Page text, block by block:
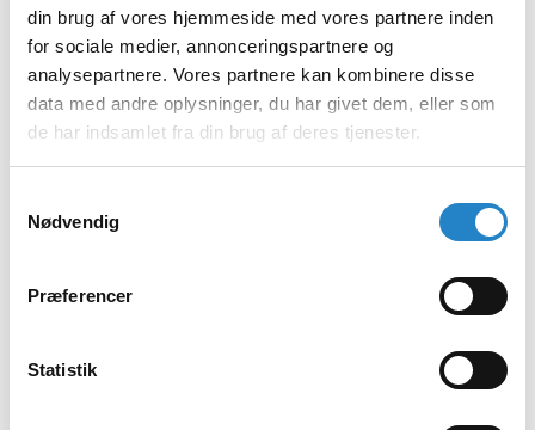
din brug af vores hjemmeside med vores partnere inden
for sociale medier, annonceringspartnere og
analysepartnere. Vores partnere kan kombinere disse
data med andre oplysninger, du har givet dem, eller som
de har indsamlet fra din brug af deres tjenester.
Nødvendig
Præferencer
Statistik